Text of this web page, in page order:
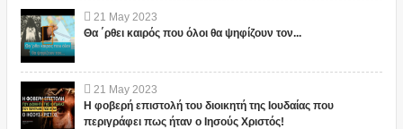
21 May 2023
Θα ΄ρθει καιρός που όλοι θα ψηφίζουν τον...
21 May 2023
Η φοβερή επιστολή του διοικητή της Ιουδαίας που
περιγράφει πως ήταν ο Ιησούς Χριστός!